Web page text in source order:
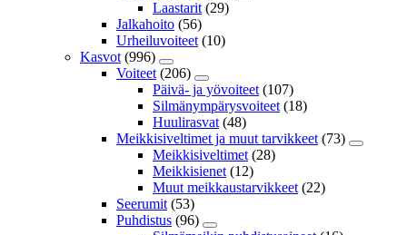
Laastarit (29)
Jalkahoito (56)
Urheiluvoiteet (10)
Kasvot (996)
Voiteet (206)
Päivä- ja yövoiteet (107)
Silmänympärysvoiteet (18)
Huulirasvat (48)
Meikkisiveltimet ja muut tarvikkeet (73)
Meikkisiveltimet (28)
Meikkisienet (12)
Muut meikkaustarvikkeet (22)
Seerumit (53)
Puhdistus (96)